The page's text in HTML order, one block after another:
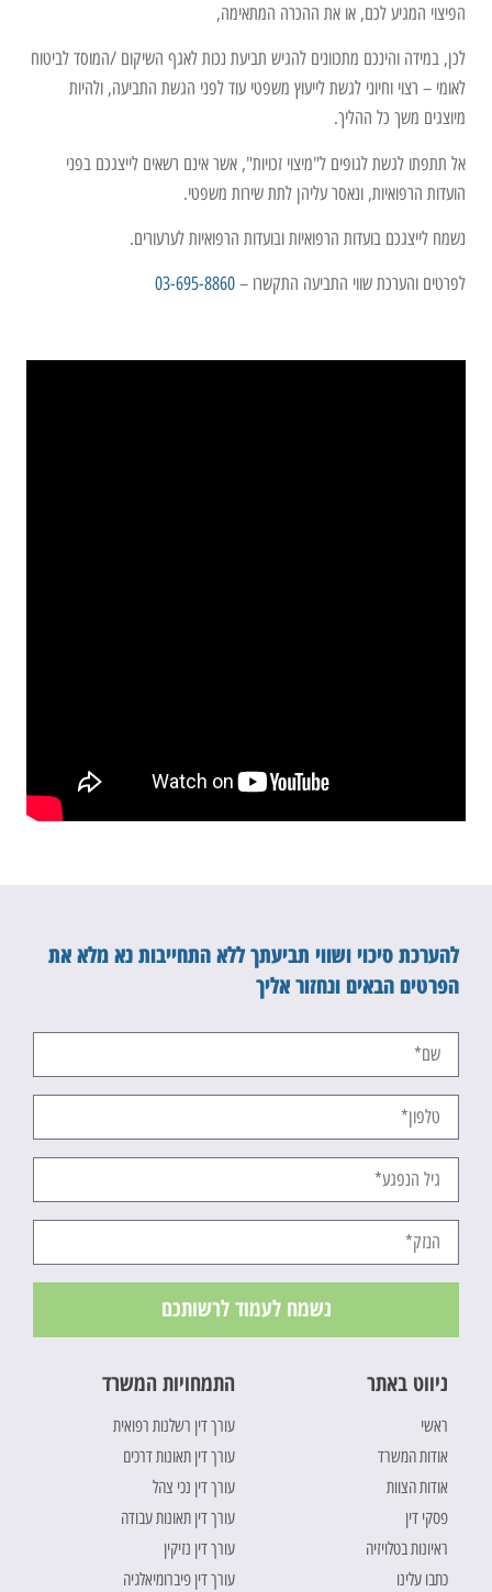
הפיצוי המגיע לכם, או את ההכרה המתאימה,
לכן, במידה והינכם מתכוונים להגיש תביעת נכות לאגף השיקום /המוסד לביטוח
לאומי – רצוי וחיוני לגשת לייעוץ משפטי עוד לפני הגשת התביעה, ולהיות
מיוצגים משך כל ההליך.
אל תתפתו לגשת לגופים ל"מיצוי זכויות", אשר אינם רשאים לייצגכם בפני
הועדות הרפואיות, ונאסר עליהן לתת שירות משפטי.
נשמח לייצגכם בועדות הרפואיות ובועדות הרפואיות לערעורים.
לפרטים והערכת שווי התביעה התקשרו – 03-695-8860
להערכת סיכוי ושווי תביעתך ללא התחייבות נא מלא את
הפרטים הבאים ונחזור אליך
נשמח לעמוד לרשותכם
ניווט באתר
ראשי
אודות המשרד
אודות הצוות
פסקי דין
ראיונות בטלויזיה
כתבו עלינו
התמחויות המשרד
עורך דין רשלנות רפואית
עורך דין תאונות דרכים
עורך דין נכי צהל
עורך דין תאונות עבודה
עורך דין נזיקין
עורך דין פיברומיאלגיה